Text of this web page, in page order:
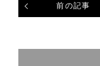
前の記事